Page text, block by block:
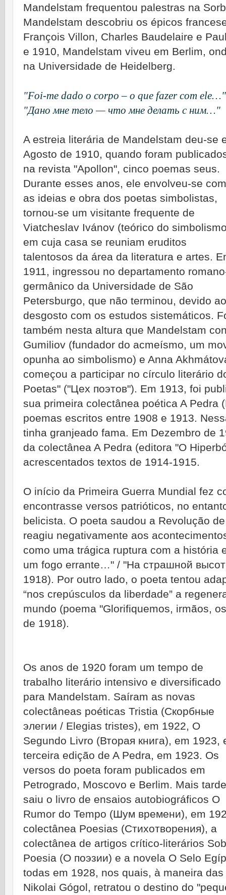
Mandelstam frequentou palestras na
Mandelstam descobriu os épicos
François Villon, Charles Baudelaire e
e 1910, Mandelstam viveu em Berlim,
na Universidade de Heidelberg.
"Foi-me dado o corpo – o que fazer com ele…"
"Дано мне тело — что мне делать с ним…"
A estreia literária de Mandelstam deu-se
Agosto de 1910, quando foram
na revista "Apollon", cinco poemas seus.
Durante esses anos, ele envolveu-se com
as ideias e obra dos poetas simbolistas,
tornou-se um visitante frequente de
Viatcheslav Ivánov (teórico do
em cuja casa se reuniam eruditos
talentosos da área da literatura e artes.
1911, ingressou no departamento
germânico da Universidade de São
Petersburgo, que não terminou, devido ao
desgosto com os estudos sistemáticos.
também nesta altura que Mandelstam
Gumiliov (fundador do acmeísmo, um
opunha ao simbolismo) e Anna
começou a participar no círculo literário
Poetas" ("Цех поэтов"). Em 1913, foi
sua primeira colectânea poética A Pedra
poemas escritos entre 1908 e 1913.
tinha granjeado fama. Em Dezembro de
da colectânea A Pedra (editora "O
acrescentados textos de 1914-1915.
O início da Primeira Guerra Mundial fez
encontrasse versos patrióticos, no
belicista. O poeta saudou a Revolução
reagiu negativamente aos
como uma trágica ruptura com a história
um fogo errante…" / "На страшной
1918). Por outro lado, o poeta tentou
“nos crepúsculos da liberdade” a
mundo (poema "Glorifiquemos, irmãos,
de 1918).
Os anos de 1920 foram um tempo de
trabalho literário intensivo e diversificado
para Mandelstam. Saíram as novas
colectâneas poéticas Tristia (Скорбные
элегии / Elegias tristes), em 1922, O
Segundo Livro (Вторая книга), em 1923,
terceira edição de A Pedra, em 1923. Os
versos do poeta foram publicados em
Petrogrado, Moscovo e Berlim. Mais
saiu o livro de ensaios autobiográficos O
Rumor do Tempo (Шум времени), em
colectânea Poesias (Стихотворения), a
colectânea de artigos crítico-literários
Poesia (О поэзии) e a novela O Selo
todas em 1928, nos quais, à maneira
Nikolai Gógol, retratou o destino do